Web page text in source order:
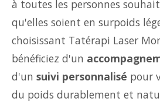
à toutes les personnes
qu'elles soient en surpoids
choisissant Tatérapi Laser
bénéficiez d'un
d'un suivi personnalisé pour
du poids durablement et